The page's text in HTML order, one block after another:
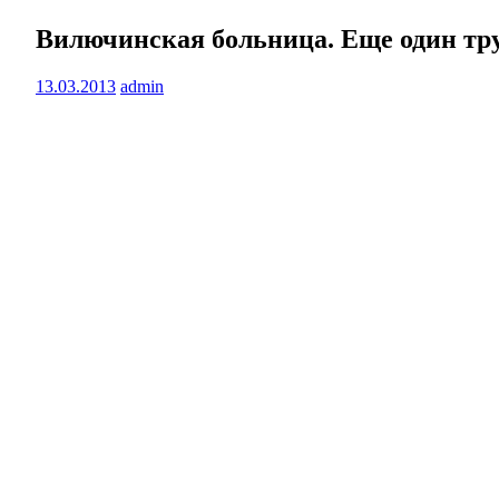
Вилючинская больница. Еще один
13.03.2013 admin